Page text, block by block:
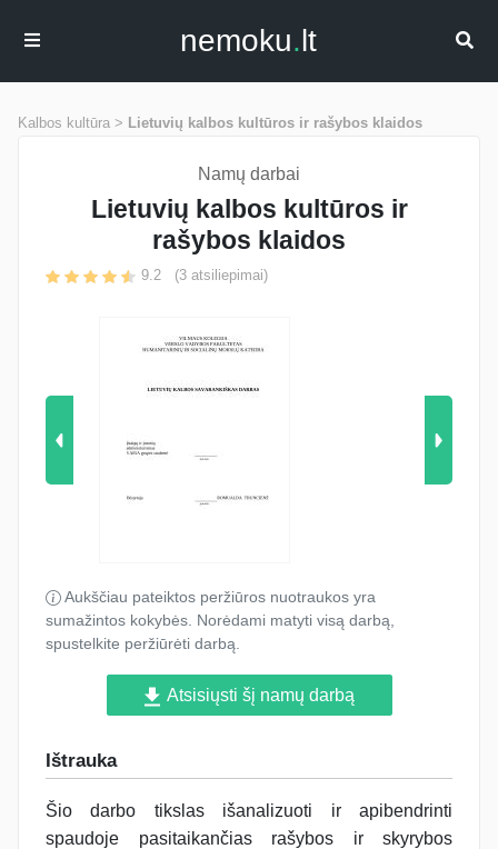
nemoku.lt
Kalbos kultūra > Lietuvių kalbos kultūros ir rašybos klaidos
Namų darbai
Lietuvių kalbos kultūros ir
rašybos klaidos
9.2 (3 atsiliepimai)
Aukščiau pateiktos peržiūros nuotraukos yra
sumažintos kokybės. Norėdami matyti visą darbą,
spustelkite peržiūrėti darbą.
Atsisiųsti šį namų darbą
Ištrauka
Šio darbo tikslas išanalizuoti ir apibendrinti
spaudoje pasitaikančias rašybos ir skyrybos